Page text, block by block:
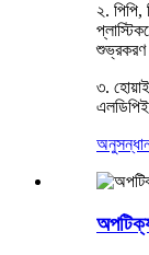
২. পিপি,
শুভ্রকরণ
৩.